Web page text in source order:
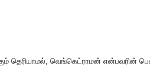
தெரியாமல், வெங்கெட்ராமன்